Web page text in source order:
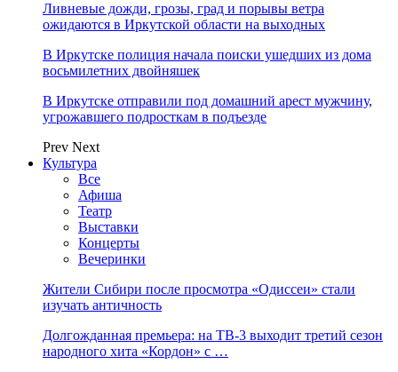
Ливневые дожди, грозы, град и порывы ветра
ожидаются в Иркутской области на выходных
В Иркутске полиция начала поиски ушедших из дома
восьмилетних двойняшек
В Иркутске отправили под домашний арест мужчину,
угрожавшего подросткам в подъезде
Prev Next
Культура
Все
Афиша
Театр
Выставки
Концерты
Вечеринки
Жители Сибири после просмотра «Одиссеи» стали
изучать античность
Долгожданная премьера: на ТВ-3 выходит третий сезон
народного хита «Кордон» с …